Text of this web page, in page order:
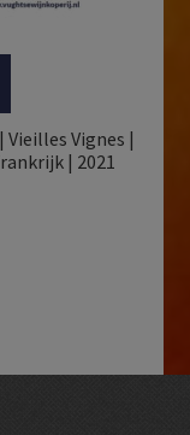
Vieilles Vignes |
| 2021